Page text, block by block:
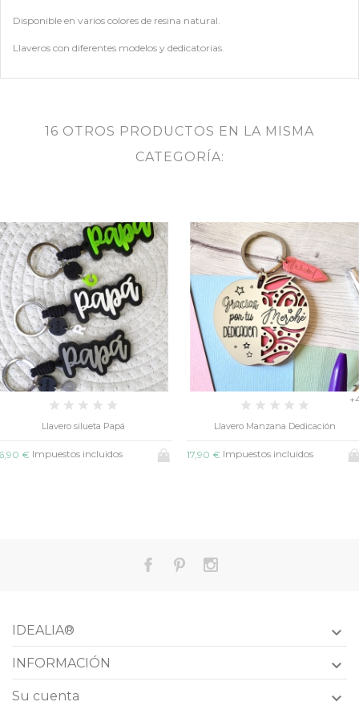
Disponible en varios colores de resina natural.
Llaveros con diferentes modelos y dedicatorias.
16 OTROS PRODUCTOS EN LA MISMA
CATEGORÍA:
+4
Llavero Manzana Dedicación
17,90 € Impuestos incluidos 19,90 €
IDEALIA® 
INFORMACIÓN 
Su cuenta 